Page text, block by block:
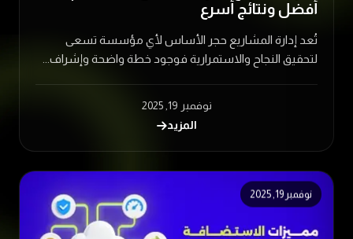
أفضل ونتائج أسرع
تُعد إدارة المشاريع حجر الأساس لأي مؤسسة تسعى
لتحقيق النجاح والاستمرارية فوجود خطة واضحة وإشراف...
نوفمبر 19, 2025
المزيد
نوفمبر 19, 2025